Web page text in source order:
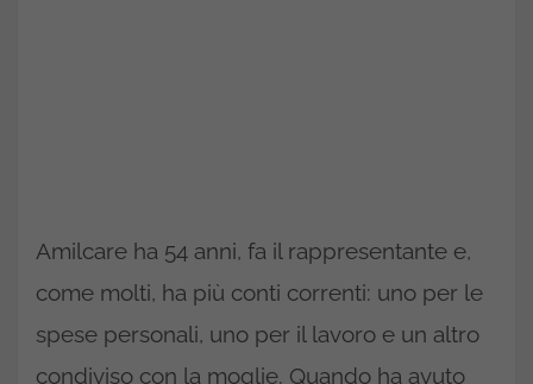
Amilcare ha 54 anni, fa il rappresentante e,
come molti, ha più conti correnti: uno per le
spese personali, uno per il lavoro e un altro
condiviso con la moglie. Quando ha avuto